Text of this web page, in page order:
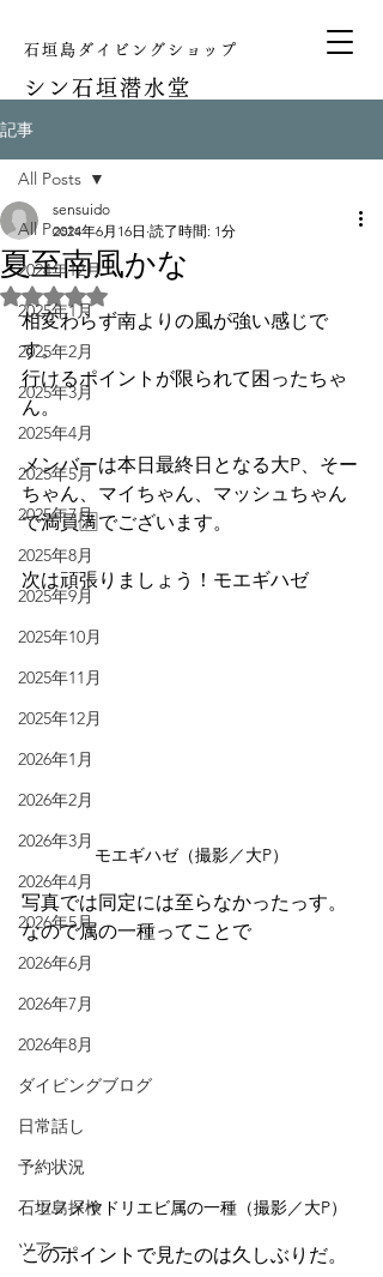
石垣島ダイビングショップ
シン石垣潜水堂
記事
All Posts
2024年12月
2025年1月
2025年2月
2025年3月
2025年4月
2025年5月
2025年7月
2025年8月
2025年9月
2025年10月
2025年11月
2025年12月
2026年1月
2026年2月
2026年3月
2026年4月
2026年5月
2026年6月
2026年7月
2026年8月
ダイビングブログ
日常話し
予約状況
石垣島探検
ツアー
All Posts
夏至南風かな
sensuido
2024年6月16日 読了時間: 1分
5つ星のうちNaNと評価されています。
相変わらず南よりの風が強い感じで
す。
行けるポイントが限られて困ったちゃ
ん。
メンバーは本日最終日となる大P、そー
ちゃん、マイちゃん、マッシュちゃん
で満員🈵でございます。
次は頑張りましょう！モエギハゼ
モエギハゼ（撮影／大P）
写真では同定には至らなかったっす。
なので属の一種ってことで
ツノメヤドリエビ属の一種（撮影／大P）
このポイントで見たのは久しぶりだ。